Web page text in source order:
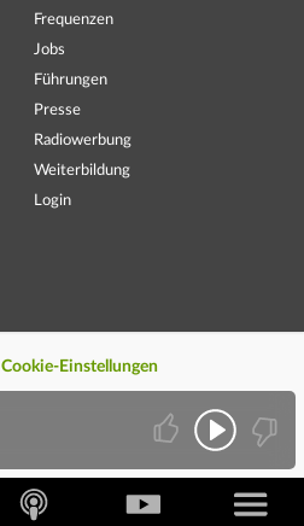
Frequenzen
Jobs
Führungen
Presse
Radiowerbung
Weiterbildung
Login
Cookie-Einstellungen